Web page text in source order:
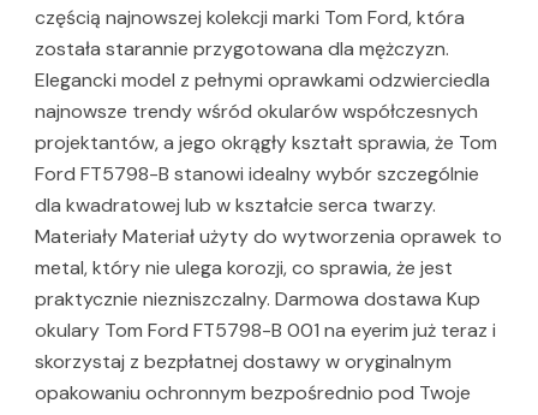
częścią najnowszej kolekcji marki Tom Ford, która
została starannie przygotowana dla mężczyzn.
Elegancki model z pełnymi oprawkami odzwierciedla
najnowsze trendy wśród okularów współczesnych
projektantów, a jego okrągły kształt sprawia, że Tom
Ford FT5798-B stanowi idealny wybór szczególnie
dla kwadratowej lub w kształcie serca twarzy.
Materiały Materiał użyty do wytworzenia oprawek to
metal, który nie ulega korozji, co sprawia, że jest
praktycznie niezniszczalny. Darmowa dostawa Kup
okulary Tom Ford FT5798-B 001 na eyerim już teraz i
skorzystaj z bezpłatnej dostawy w oryginalnym
opakowaniu ochronnym bezpośrednio pod Twoje